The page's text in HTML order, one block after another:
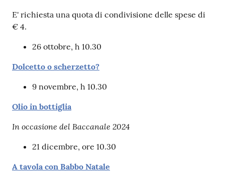
Patto
per
lettura
Seguici
su
E' richiesta una quota di condivisione delle spese di
€ 4.
26 ottobre, h 10.30
Dolcetto o scherzetto?
9 novembre, h 10.30
Olio in bottiglia
In occasione del Baccanale 2024
21 dicembre, ore 10.30
A tavola con Babbo Natale